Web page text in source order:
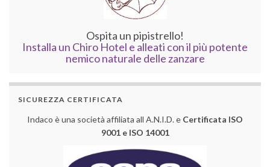
Ospita un pipistrello!
Installa un Chiro Hotel e alleati con il più potente
nemico naturale delle zanzare
SICUREZZA CERTIFICATA
Indaco è una società affiliata all A.N.I.D. e Certificata ISO
9001 e ISO 14001